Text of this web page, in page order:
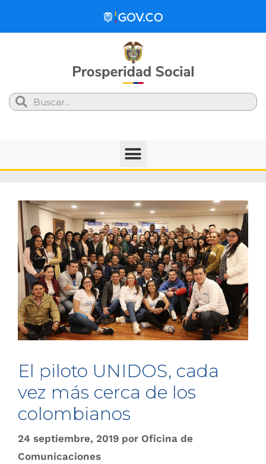
Search
El piloto UNIDOS, cada
vez más cerca de los
colombianos
24 septiembre, 2019 por Oficina de
Comunicaciones